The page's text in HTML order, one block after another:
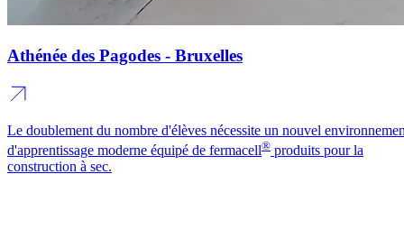
Athénée des Pagodes - Bruxelles
Le doublement du nombre d'élèves nécessite un nouvel
d'apprentissage moderne équipé de fermacell® produits pour la
construction à sec.